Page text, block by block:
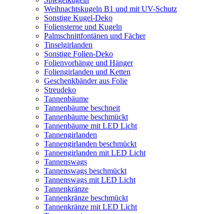
Weihnachtskugeln B1 und mit UV-Schutz
Sonstige Kugel-Deko
Foliensterne und Kugeln
Palmschnittfontänen und Fächer
Tinselgirlanden
Sonstige Folien-Deko
Folienvorhänge und Hänger
Foliengirlanden und Ketten
Geschenkbänder aus Folie
Streudeko
Tannenbäume
Tannenbäume beschneit
Tannenbäume beschmückt
Tannenbäume mit LED Licht
Tannengirlanden
Tannengirlanden beschmückt
Tannengirlanden mit LED Licht
Tannenswags
Tannenswags beschmückt
Tannenswags mit LED Licht
Tannenkränze
Tannenkränze beschmückt
Tannenkränze mit LED Licht